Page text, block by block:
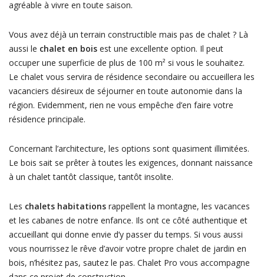
agréable à vivre en toute saison.
Vous avez déjà un terrain constructible mais pas de chalet ? Là
aussi le chalet en boisest une excellente option. Il peut
occuper une superficie de plus de 100 m² si vous le souhaitez.
Le chalet vous servira de résidence secondaire ou accueillera les
vacanciers désireux de séjourner en toute autonomie dans la
région. Evidemment, rien ne vous empêche d’en faire votre
résidence principale.
Concernant l’architecture, les options sont quasiment illimitées.
Le bois sait se prêter à toutes les exigences, donnant naissance
à un chalet tantôt classique, tantôt insolite.
Les chalets habitationsrappellent la montagne, les vacances
et les cabanes de notre enfance. Ils ont ce côté authentique et
accueillant qui donne envie d’y passer du temps. Si vous aussi
vous nourrissez le rêve d’avoir votre propre chalet de jardin en
bois, n’hésitez pas, sautez le pas. Chalet Pro vous accompagne